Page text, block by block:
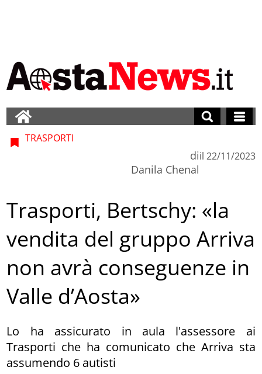
TRASPORTI
di
Danila Chenal
il 22/11/2023
Trasporti, Bertschy: «la
vendita del gruppo Arriva
non avrà conseguenze in
Valle d’Aosta»
Lo ha assicurato in aula l'assessore ai
Trasporti che ha comunicato che Arriva sta
assumendo 6 autisti